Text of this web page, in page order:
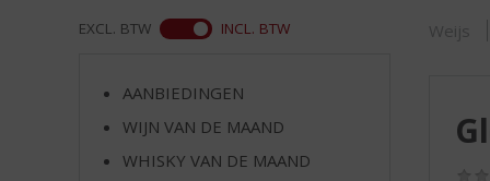
Weijs
EXCL. BTW INCL. BTW
AANBIEDINGEN
WIJN VAN DE MAAND
WHISKY VAN DE MAAND